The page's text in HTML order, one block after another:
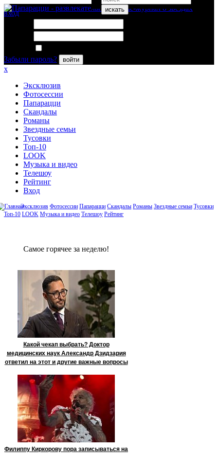
искать
вход
Забыли пароль?
войти
x
Эксклюзив
Фотосессии
Папарацци
Скандалы
Романы
Звездные семьи
Тусовки
Топ-10
LOOK
Музыка и видео
Телешоу
Рейтинг
Вход
Эксклюзив Фотосессии Папарацци Скандалы Романы Звездные семьи Тусовки
Топ-10 LOOK Музыка и видео Телешоу Рейтинг
Сaмое гoрячее за неделю!
Какой чекап выбрать? Доктор
медицинских наук Александр Дзидзария
ответил на этот и другие важные вопросы
Филиппу Киркорову пора записываться на